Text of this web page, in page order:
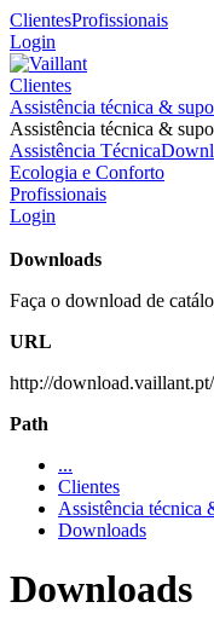
ClientesProfissionais
Login
Clientes
Assistência técnica &
Assistência técnica &
Assistência Técnica
Ecologia e Conforto
Profissionais
Login
Downloads
Faça o download de
URL
http://
Path
...
Clientes
Assistência técnica
Downloads
Downloads